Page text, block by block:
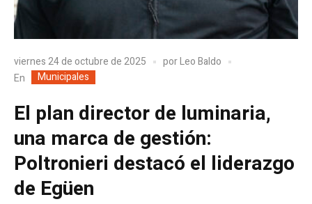
viernes 24 de octubre de 2025 porLeo Baldo
En
Municipales
El plan director de luminaria,
una marca de gestión:
Poltronieri destacó el liderazgo
de Egüen